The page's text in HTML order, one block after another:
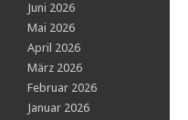
Juni 2026
Mai 2026
April 2026
März 2026
Februar 2026
Januar 2026